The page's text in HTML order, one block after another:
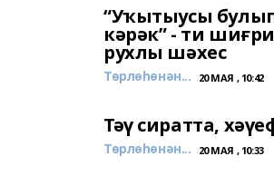
“Уҡытыусы
кәрәк” - ти
рухлы шәхес
Төрлөһөнән... 20 МАЯ , 10:42
Тәү сиратта,
Төрлөһөнән... 20 МАЯ , 10:33